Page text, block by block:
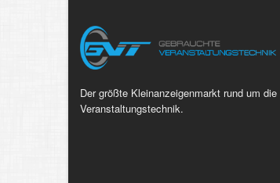
Der größte Kleinanzeigenmarkt rund um die
Veranstaltungstechnik.